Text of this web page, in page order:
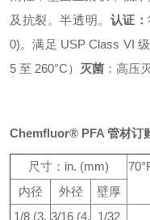
及抗裂。半透明。 认证：
0)。满足 USP Class VI 级
5 至 260°C）
灭菌 ：高压
Chemfluor® PFA 管材订
尺寸：in. (mm)
内径
外径
壁厚
1/8 (3. 3/16 (4. 1/32